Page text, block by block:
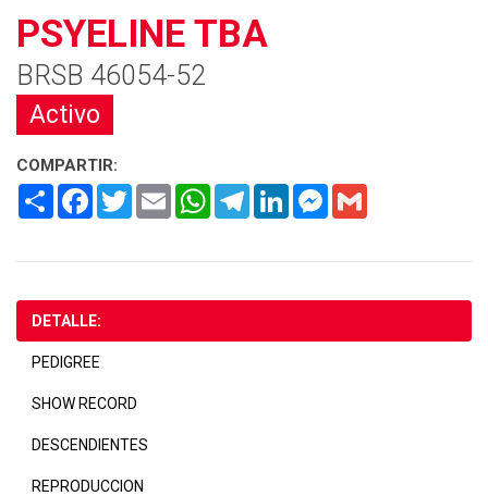
PSYELINE TBA
BRSB 46054-52
Activo
COMPARTIR:
Share FacebookTwitterEmail WhatsAppTelegramLinkedInMessenger
DETALLE:
PEDIGREE
SHOW RECORD
DESCENDIENTES
REPRODUCCION